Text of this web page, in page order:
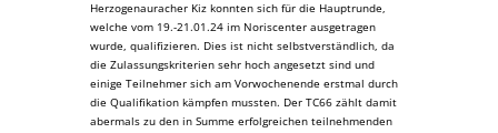
Herzogenauracher Kiz konnten sich für die Hauptrunde,
welche vom 19.-21.01.24 im Noriscenter ausgetragen
wurde, qualifizieren. Dies ist nicht selbstverständlich, da
die Zulassungskriterien sehr hoch angesetzt sind und
einige Teilnehmer sich am Vorwochenende erstmal durch
die Qualifikation kämpfen mussten. Der TC66 zählt damit
abermals zu den in Summe erfolgreichen teilnehmenden